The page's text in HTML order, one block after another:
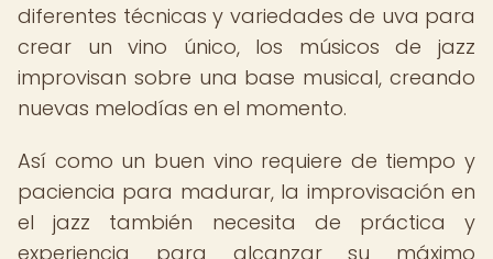
diferentes técnicas y variedades de uva para
crear un vino único, los músicos de jazz
improvisan sobre una base musical, creando
nuevas melodías en el momento.
Así como un buen vino requiere de tiempo y
paciencia para madurar, la improvisación en
el jazz también necesita de práctica y
experiencia para alcanzar su máximo